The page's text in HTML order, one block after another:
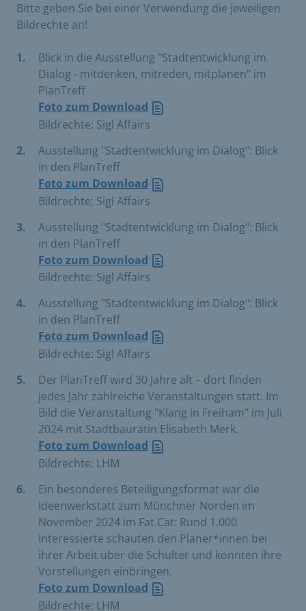
Bitte geben Sie bei einer Verwendung die jeweiligen
Bildrechte an!
Blick in die Ausstellung "Stadtentwicklung im
Dialog - mitdenken, mitreden, mitplanen" im
PlanTreff
Foto zum Download
Bildrechte: Sigl Affairs
Ausstellung "Stadtentwicklung im Dialog": Blick
in den PlanTreff
Foto zum Download
Bildrechte: Sigl Affairs
Ausstellung "Stadtentwicklung im Dialog": Blick
in den PlanTreff
Foto zum Download
Bildrechte: Sigl Affairs
Ausstellung "Stadtentwicklung im Dialog": Blick
in den PlanTreff
Foto zum Download
Bildrechte: Sigl Affairs
Der PlanTreff wird 30 Jahre alt – dort finden
jedes Jahr zahlreiche Veranstaltungen statt. Im
Bild die Veranstaltung "Klang in Freiham" im Juli
2024 mit Stadtbaurätin Elisabeth Merk.
Foto zum Download
Bildrechte: LHM
Ein besonderes Beteiligungsformat war die
Ideenwerkstatt zum Münchner Norden im
November 2024 im Fat Cat: Rund 1.000
Interessierte schauten den Planer*innen bei
ihrer Arbeit über die Schulter und konnten ihre
Vorstellungen einbringen.
Foto zum Download
Bildrechte: LHM